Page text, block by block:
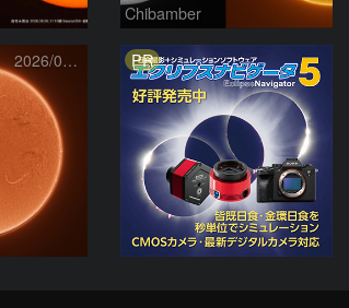
Chibamber
太陽 Hα線全面像 2026/08/06 PR